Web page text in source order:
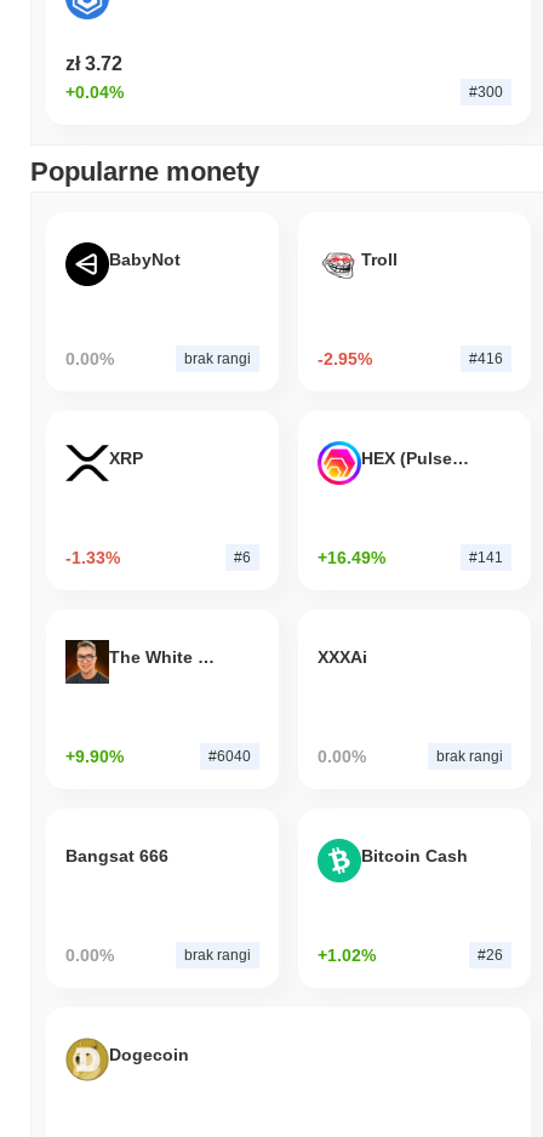
zł 3.72
+0.04% #300
Popularne monety
BabyNot
0.00% brak rangi
Troll
-2.95% #416
XRP
-1.33% #6
HEX (Pulsechain)
+16.49% #141
The White Bull
+9.90% #6040
XXXAi
0.00% brak rangi
Bangsat 666
0.00% brak rangi
Bitcoin Cash
+1.02% #26
Dogecoin